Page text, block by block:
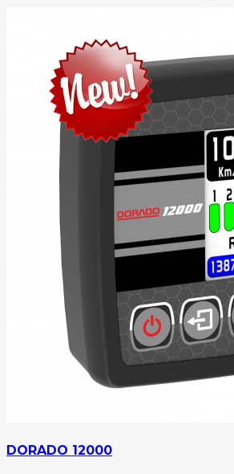
DORADO 12000